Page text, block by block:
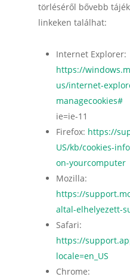
törléséről bővebb
linkeken találhat:
Internet Explorer:
https://
us/internet-
managecookies#
ie=ie-11
Firefox: https://
US/kb/cookies-
on-yourcomputer
Mozilla:
https://
altal-elhelyezett-
Safari:
https://
locale=en_US
Chrome: